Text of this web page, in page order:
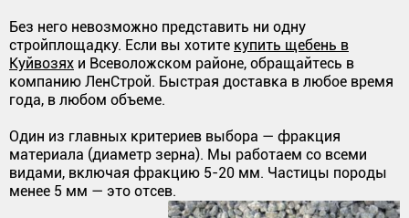
Без него невозможно представить ни одну
стройплощадку. Если вы хотите купить щебень в
Куйвозях и Всеволожском районе, обращайтесь в
компанию ЛенСтрой. Быстрая доставка в любое время
года, в любом объеме.
Один из главных критериев выбора — фракция
материала (диаметр зерна). Мы работаем со всеми
видами, включая фракцию 5-20 мм. Частицы породы
менее 5 мм — это отсев.